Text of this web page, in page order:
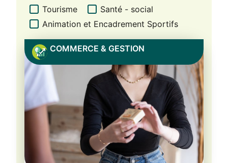
Tourisme
Santé - social
Animation et Encadrement Sportifs
COMMERCE & GESTION